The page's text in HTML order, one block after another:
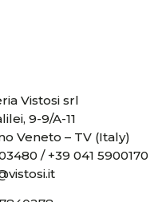
Vistosi srl
9-9/A-11
Veneto – TV (Italy)
/ +39 041 5900170